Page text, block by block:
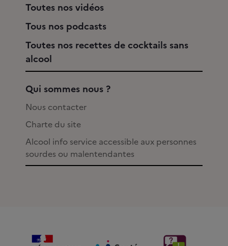
Toutes nos vidéos
Tous nos podcasts
Toutes nos recettes de cocktails sans
alcool
Qui sommes nous ?
Nous contacter
Charte du site
Alcool info service accessible aux personnes
sourdes ou malentendantes